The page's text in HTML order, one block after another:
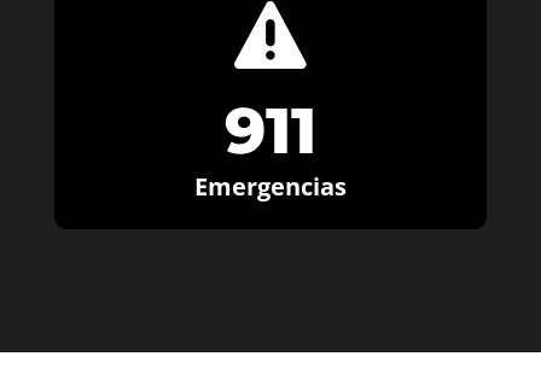

911
Emergencias